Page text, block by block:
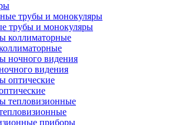
трубы и монокуляры
видения